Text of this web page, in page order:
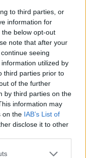
to third parties, or
information for
below opt-out
note that after your
seeing
utilized by
third parties prior to
of the further
by third parties on the
information may
on the IAB’s List of
disclose it to other
or more Google
saját, 14
Mások
„Tüntetek, ha
ellen” vagy
a lelkemet,
A nép
ezt?”